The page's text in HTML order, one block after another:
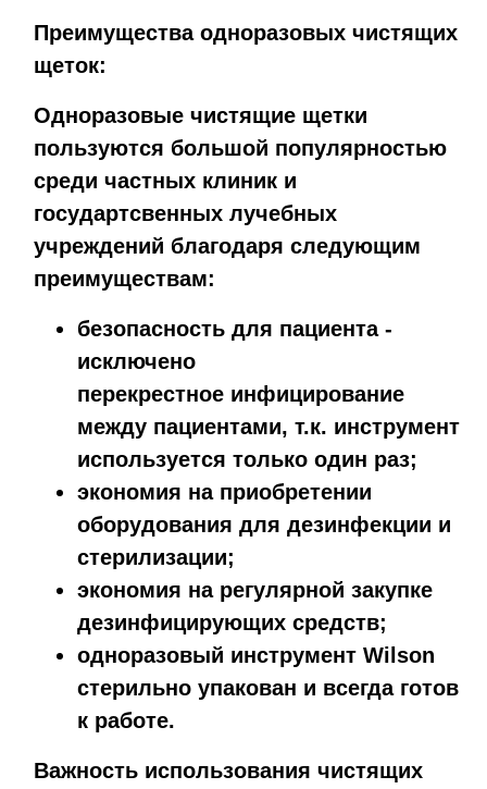
Преимущества одноразовых чистящих
щеток:
Одноразовые чистящие щетки
пользуются большой популярностью
среди частных клиник и
государтсвенных лучебных
учреждений благодаря следующим
преимуществам:
безопасность для пациента -
исключено
перекрестное инфицирование
между пациентами, т.к. инструмент
используется только один раз;
экономия на приобретении
оборудования для дезинфекции и
стерилизации;
экономия на регулярной закупке
дезинфицирующих средств;
одноразовый инструмент Wilson
стерильно упакован и всегда готов
к работе.
Важность использования чистящих